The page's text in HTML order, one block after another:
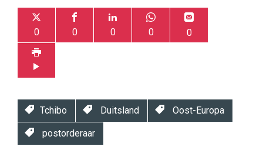
0 0 0 0 0
Tchibo Duitsland Oost-Europa
postorderaar